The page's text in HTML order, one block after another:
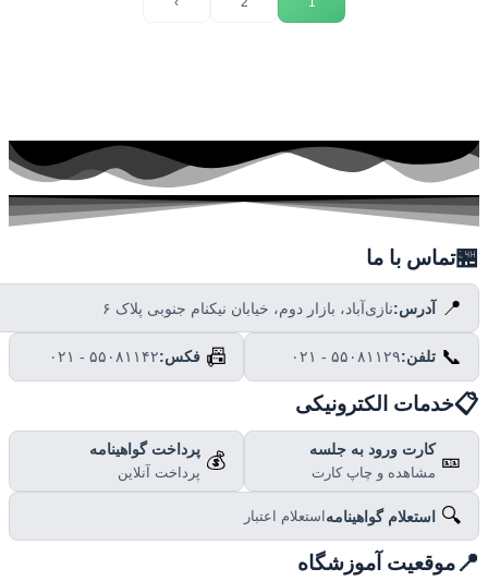
تماس با ما
📍 آدرس:نازی‌آباد، بازار دوم، خیابان نیکنام جنوبی پلاک ۶
📞 تلفن:۰۲۱ - ۵۵۰۸۱۱۲۹ 📠 فکس:۰۲۱ - ۵۵۰۸۱۱۴۲
خدمات الکترونیکی
🎫 کارت ورود به جلسه
مشاهده و چاپ کارت
💰 پرداخت گواهینامه
پرداخت آنلاین
🔍 استعلام گواهینامهاستعلام اعتبار
موقعیت آموزشگاه